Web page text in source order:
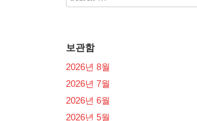
보관함
2026년 8월
2026년 7월
2026년 6월
2026년 5월